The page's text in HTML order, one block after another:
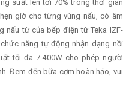
suất lên tới 70% trong thời gian
giờ cho từng vùng nấu, có âm
nấu từ của bếp điện từ Teka IZF-
năng tự động nhận dạng nồi
tối đa 7.400W cho phép người
Đem đến bữa cơm hoàn hảo, vui